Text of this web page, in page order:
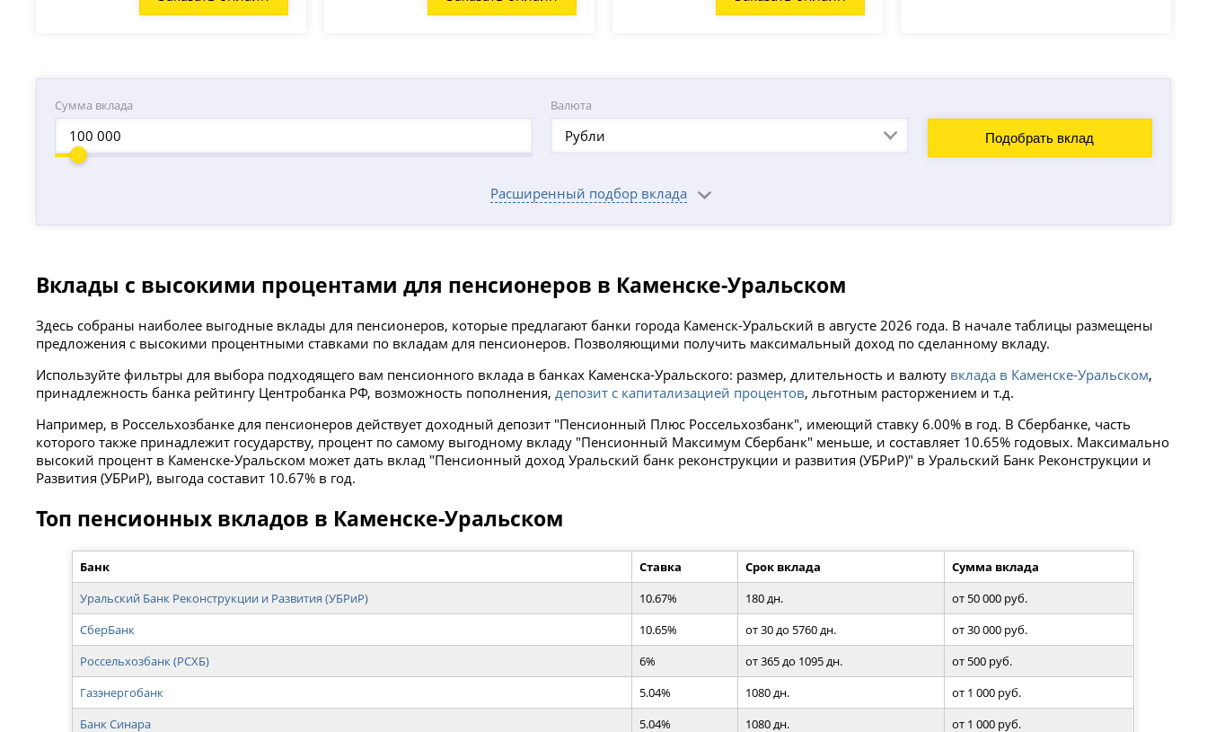
Сумма вклада Валюта
Рубли Подобрать вклад
Расширенный подбор вклада
Вклады с высокими процентами для пенсионеров в Каменске-Уральском
Здесь собраны наиболее выгодные вклады для пенсионеров, которые предлагают банки города Каменск-Уральский в августе 2026 года. В начале таблицы размещены
предложения с высокими процентными ставками по вкладам для пенсионеров. Позволяющими получить максимальный доход по сделанному вкладу.
Используйте фильтры для выбора подходящего вам пенсионного вклада в банках Каменска-Уральского: размер, длительность и валюту вклада в Каменске-Уральском,
принадлежность банка рейтингу Центробанка РФ, возможность пополнения,депозит с капитализацией процентов, льготным расторжением и т.д.
Например, в Россельхозбанке для пенсионеров действует доходный депозит "Пенсионный Плюс Россельхозбанк", имеющий ставку 6.00% в год. В Сбербанке, часть
которого также принадлежит государству, процент по самому выгодному вкладу "Пенсионный Максимум Сбербанк" меньше, и составляет 10.65% годовых. Максимально
высокий процент в Каменске-Уральском может дать вклад "Пенсионный доход Уральский банк реконструкции и развития (УБРиР)" в Уральский Банк Реконструкции и
Развития (УБРиР), выгода составит 10.67% в год.
Топ пенсионных вкладов в Каменске-Уральском
Банк Ставка Срок вклада
Сумма вклада
Уральский Банк Реконструкции и Развития (УБРиР)
10.67% 180 дн.
от 50 000 руб.
СберБанк
10.65% от 30 до 5760 дн.
от 30 000 руб.
Россельхозбанк (РСХБ)
6% от 365 до 1095 дн.
от 500 руб.
Газэнергобанк
5.04% 1080 дн.
от 1 000 руб.
Банк Синара
5.04% 1080 дн. от 1 000 руб.